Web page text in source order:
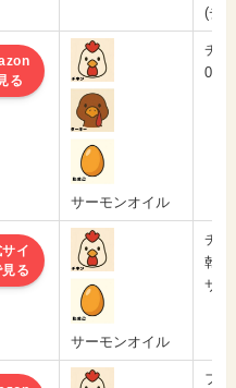
(チ
る
サーモンオイル
チ
0％
イ
見る
サーモンオイル
チ
乾
サ
フ